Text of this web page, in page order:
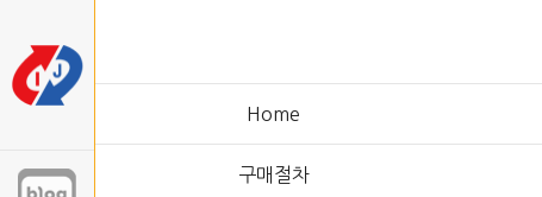
Home
구매절차